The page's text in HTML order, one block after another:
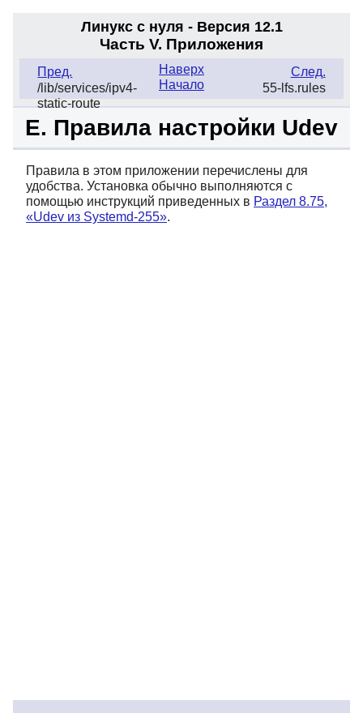
Линукс с нуля - Версия 12.1
Часть V. Приложения
Пред.
/lib/services/ipv4-
static-route
След.
55-lfs.rules
Наверх
Начало
E. Правила настройки Udev
Правила в этом приложении перечислены для
удобства. Установка обычно выполняются с
помощью инструкций приведенных в Раздел 8.75,
«Udev из Systemd-255».